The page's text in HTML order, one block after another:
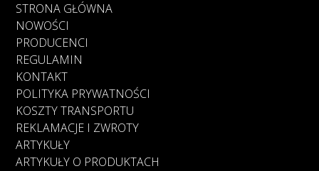
STRONA GŁÓWNA
NOWOŚCI
PRODUCENCI
REGULAMIN
KONTAKT
POLITYKA PRYWATNOŚCI
KOSZTY TRANSPORTU
REKLAMACJE I ZWROTY
ARTYKUŁY
ARTYKUŁY O PRODUKTACH